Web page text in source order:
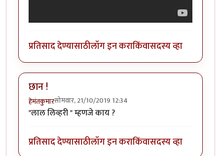
प्रतिसाद देण्यासाठीलॉग इन कराकिंवासदस्य व्हा
छान !
हेमंतकुमारसोमवार, 21/10/2019 12:34
"लाल लिव्हरी " म्हणजे काय ?
प्रतिसाद देण्यासाठीलॉग इन कराकिंवासदस्य व्हा